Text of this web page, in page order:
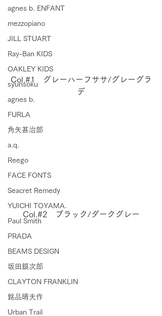
agnes b. ENFANT
mezzopiano
JILL STUART
Ray-Ban KIDS
OAKLEY KIDS
syunsoku
agnes b.
FURLA
角矢甚治郎
a.q.
Reego
FACE FONTS
Seacret Remedy
YUICHI TOYAMA.
Paul Smith
PRADA
BEAMS DESIGN
坂田銀次郎
CLAYTON FRANKLIN
銘品晴夫作
Urban Trail
Col.#1　グレーハーフササ/グレーグラ
デ
Col.#2　ブラック/ダークグレー